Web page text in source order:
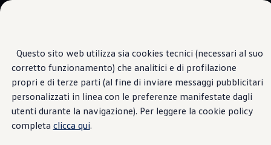
Questo sito web utilizza sia cookies tecnici (necessari al suo
corretto funzionamento) che analitici e di profilazione
propri e di terze parti (al fine di inviare messaggi pubblicitari
personalizzati in linea con le preferenze manifestate dagli
utenti durante la navigazione). Per leggere la cookie policy
completa clicca qui.
Passa ai
contenuti
principali
Passa
a
fondo
pagina
VanLife
Pick-up
Veicoli Commerciali Elettrici
Van
Modelli precedenti
Confronta i modelli
Configurazioni salvate
Volkswagen Auto
Acquista il tuo Veicolo Volkswagen
Ricambi di rotazione
Massima qualità